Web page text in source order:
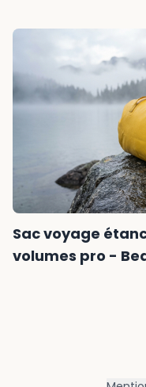
Sac voyage
volumes pro -